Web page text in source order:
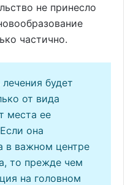
не принесло
частично.
будет
от вида
места ее
она
в важном центре
то прежде чем
на головном